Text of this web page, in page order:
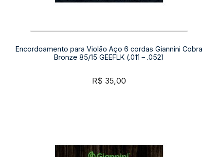
Encordoamento para Violão Aço 6 cordas Giannini Cobra
Bronze 85/15 GEEFLK (.011 – .052)
R$ 35,00